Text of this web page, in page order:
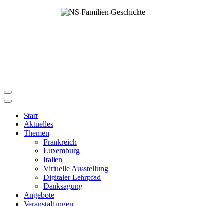
Start
Aktuelles
Themen
Frankreich
Luxemburg
Italien
Virtuelle Ausstellung
Digitaler Lehrpfad
Danksagung
Angebote
Veranstaltungen